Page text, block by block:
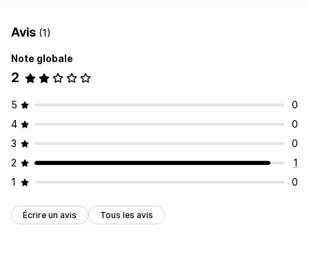
Avis (1)
Note globale
2
5
0
4
0
3
0
2
1
1
0
Écrire un avis Tous les avis